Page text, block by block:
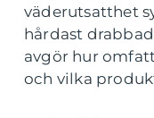
väderutsatthet
hårdast
avgör hur
och vilka